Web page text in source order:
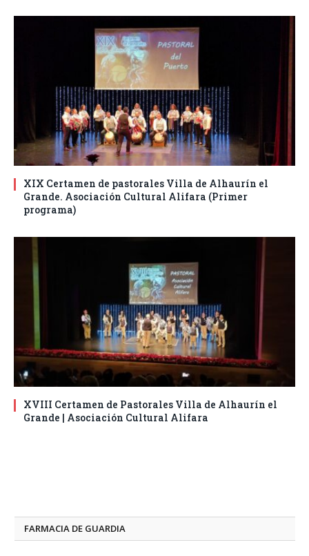
XIX Certamen de pastorales Villa de Alhaurín el
Grande. Asociación Cultural Alifara (Primer
programa)
XVIII Certamen de Pastorales Villa de Alhaurín el
Grande | Asociación Cultural Alifara
FARMACIA DE GUARDIA